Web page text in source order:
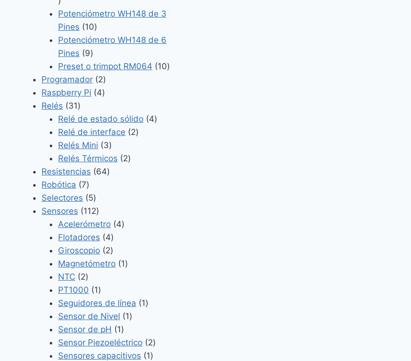
productos
Potenciómetro WH148 de 3
Pines
1010
productos
Potenciómetro WH148 de 6
Pines
99
productos
Preset o trimpot RM064 1010
Programador 22
productos
Raspberry Pi 44
Relés 3131
productos
Relé de estado sólido 44
Relé de interface 22
Relés Mini 33
productos
Relés Térmicos 22
Resistencias 6464
Robótica 77
productos
Selectores 55
productos
Sensores 112112
productos
Acelerómetro 44
Flotadores 44
productos
Giroscopio 22
productos
Magnetómetro 11
NTC 22
productos
PT1000 11
producto
Seguidores de línea 11
Sensor de Nivel 11
Sensor de pH 11
producto
Sensor Piezoeléctrico 22
productos
Sensores capacitivos 11